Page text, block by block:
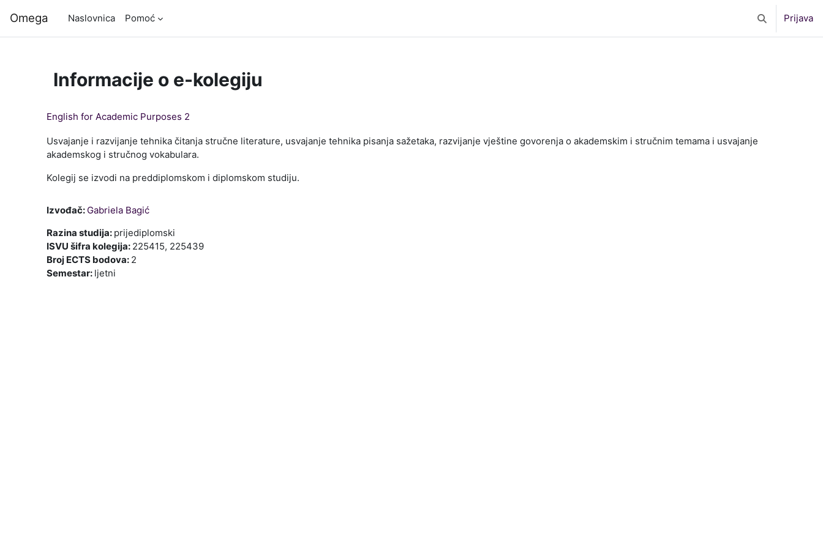
Omega Naslovnica Pomoć Toggle search
Prijava
Informacije o e-kolegiju
English for Academic Purposes 2
Usvajanje i razvijanje tehnika čitanja stručne literature, usvajanje tehnika pisanja sažetaka, razvijanje vještine govorenja o akademskim i stručnim temama i usvajanje
akademskog i stručnog vokabulara.
Kolegij se izvodi na preddiplomskom i diplomskom studiju.
Izvođač: Gabriela Bagić
Razina studija: prijediplomski
ISVU šifra kolegija: 225415, 225439
Broj ECTS bodova: 2
Semestar: ljetni